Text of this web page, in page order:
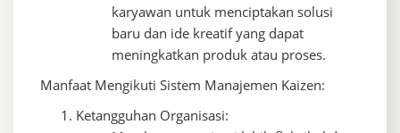
karyawan untuk menciptakan solusi
baru dan ide kreatif yang dapat
meningkatkan produk atau proses.
Manfaat Mengikuti Sistem Manajemen Kaizen:
Ketangguhan Organisasi: